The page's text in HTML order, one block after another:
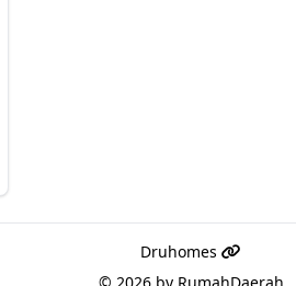
Druhomes